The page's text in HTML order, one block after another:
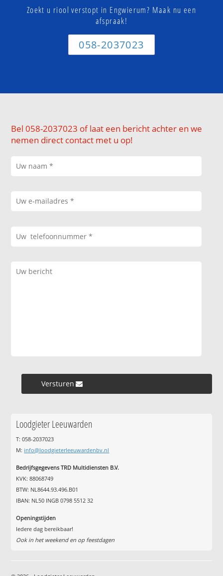
Zoekt u riool verstopt in Engwierum? Maak nu een
afspraak!
058-2037023
Bel 058-2037023 of laat een bericht achter en we
nemen direct contact met u op!
Versturen »
Loodgieter Leeuwarden
T: 058-2037023
M: info@loodgieterleeuwardenbv.nl
Bedrijfsgegevens TRD Multidiensten B.V.
KVK: 88068749
BTW: NL8644.93.496.B01
IBAN: NL50 INGB 0798 5512 32
Openingstijden
Iedere dag bereikbaar!
Ook in het weekend en op feestdagen